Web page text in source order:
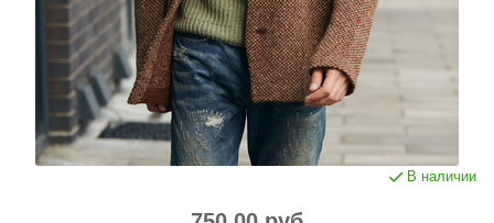
В наличии